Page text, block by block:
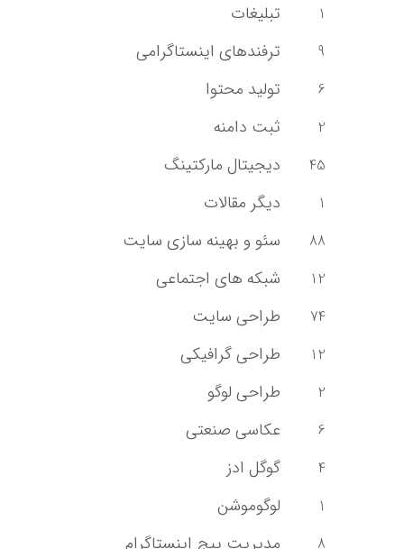
1 تبلیغات
9 ترفندهای اینستاگرامی
6 تولید محتوا
2 ثبت دامنه
45 دیجیتال مارکتینگ
1 دیگر مقالات
88 سئو و بهینه سازی سایت
12 شبکه های اجتماعی
74 طراحی سایت
12 طراحی گرافیکی
2 طراحی لوگو
6 عکاسی صنعتی
4 گوگل ادز
1 لوگوموشن
8 مدیریت پیج اینستاگرام